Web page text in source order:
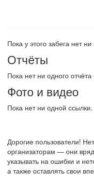
Пока у этого забега нет
Отчёты
Пока нет ни одного
Фото и видео
Пока нет ни одной ссылки.
Дорогие пользователи!
организаторам — они
указывать на ошибки и
а также оставлять свои